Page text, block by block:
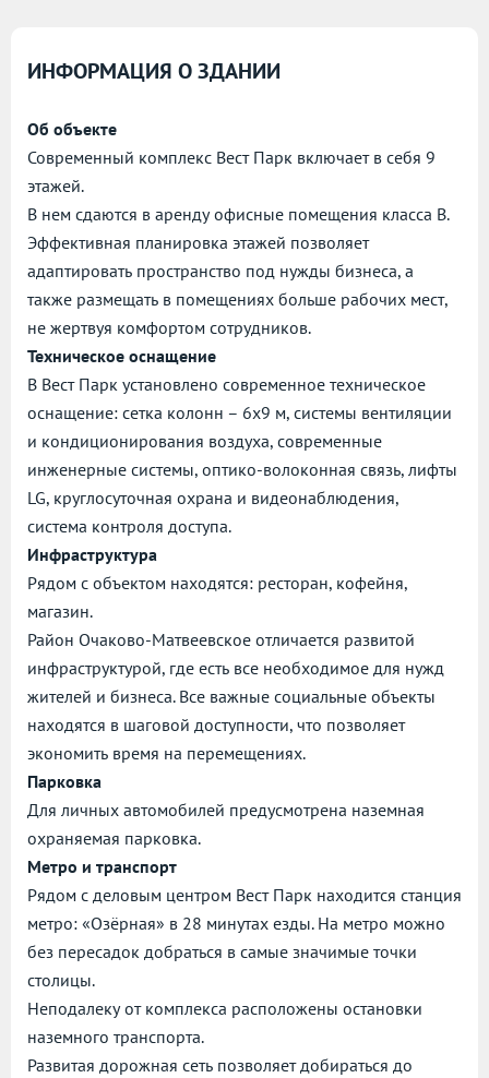
ИНФОРМАЦИЯ О ЗДАНИИ
Об объекте
Современный комплекс Вест Парк включает в себя 9
этажей.
В нем сдаются в аренду офисные помещения класса B.
Эффективная планировка этажей позволяет
адаптировать пространство под нужды бизнеса, а
также размещать в помещениях больше рабочих мест,
не жертвуя комфортом сотрудников.
Техническое оснащение
В Вест Парк установлено современное техническое
оснащение: сетка колонн – 6х9 м, системы вентиляции
и кондиционирования воздуха, современные
инженерные системы, оптико-волоконная связь, лифты
LG, круглосуточная охрана и видеонаблюдения,
система контроля доступа.
Инфраструктура
Рядом с объектом находятся: ресторан, кофейня,
магазин.
Район Очаково-Матвеевское отличается развитой
инфраструктурой, где есть все необходимое для нужд
жителей и бизнеса. Все важные социальные объекты
находятся в шаговой доступности, что позволяет
экономить время на перемещениях.
Парковка
Для личных автомобилей предусмотрена наземная
охраняемая парковка.
Метро и транспорт
Рядом с деловым центром Вест Парк находится станция
метро: «Озёрная» в 28 минутах езды. На метро можно
без пересадок добраться в самые значимые точки
столицы.
Неподалеку от комплекса расположены остановки
наземного транспорта.
Развитая дорожная сеть позволяет добираться до